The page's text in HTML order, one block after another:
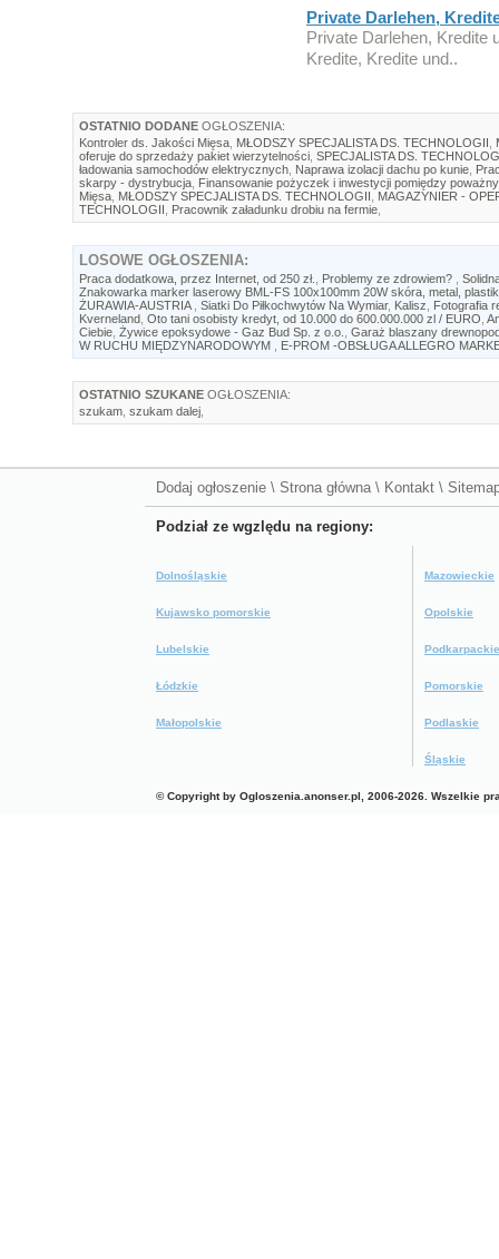
Private Darlehen,
Private Darlehen, Kredite
Kredite, Kredite und..
OSTATNIO DODANE OGŁOSZENIA:
Kontroler ds. Jakości Mięsa MŁODSZY SPECJALISTA DS. TECHNOLOGII
oferuje do sprzedaży pakiet wierzytelności SPECJALISTA DS.
ładowania samochodów elektrycznych Naprawa izolacji dachu po kunie
skarpy - dystrybucja Finansowanie pożyczek i inwestycji pomiędzy
Mięsa MŁODSZY SPECJALISTA DS. TECHNOLOGII
MAGAZYNIER -
TECHNOLOGII
Pracownik załadunku drobiu na fermie
LOSOWE OGŁOSZENIA:
Praca dodatkowa, przez Internet, od 250 zł. Problemy ze zdrowiem?
Znakowarka marker laserowy BML-FS 100x100mm 20W skóra, metal, plastik
ŻURAWIA-AUSTRIA
Siatki Do Piłkochwytów Na Wymiar, Kalisz
Fotografia
Kverneland Oto tani osobisty kredyt, od 10.000 do 600.000.000 zl / EURO
Ciebie Żywice epoksydowe - Gaz Bud Sp. z o.o.
Garaż blaszany
W RUCHU MIĘDZYNARODOWYM
E-PROM -OBSŁUGA ALLEGRO
OSTATNIO SZUKANE OGŁOSZENIA:
szukam szukam dalej
Dodaj ogłoszenie \ Strona główna \ Kontakt \
Podział ze wgzlędu na regiony:
Dolnośląskie
Kujawsko pomorskie
Lubelskie
Łódzkie
Małopolskie
Mazowieckie
Opolskie
Podkarpackie
Pomorskie
Podlaskie
Śląskie
© Copyright by Ogloszenia.anonser.pl, 2006-2026. Wszelkie